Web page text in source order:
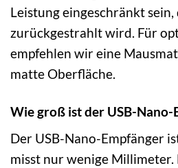
Leistung eingeschränkt sein,
zurückgestrahlt wird. Für
empfehlen wir eine
matte Oberfläche.
Wie groß ist der USB-Nano-
Der USB-Nano-Empfänger
misst nur wenige Millimeter.